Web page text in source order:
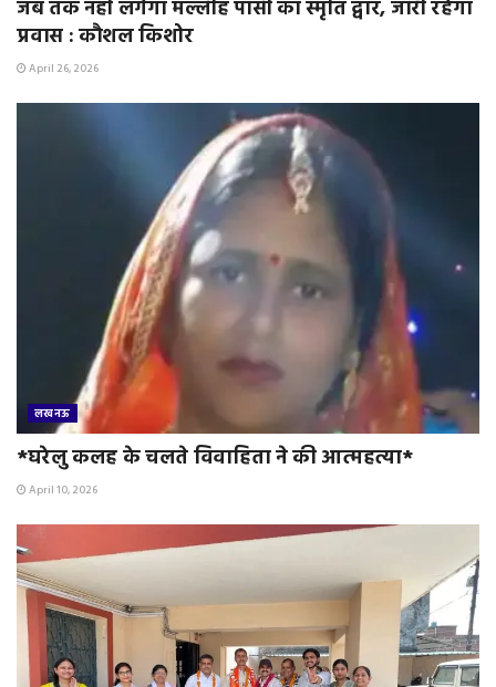
जब तक नहीं लगेगा मल्लीह पासी का स्मृति द्वार, जारी रहेगा
प्रवास : कौशल किशोर
April 26, 2026
लखनऊ
*घरेलु कलह के चलते विवाहिता ने की आत्महत्या*
April 10, 2026